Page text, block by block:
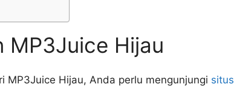
MP3Juice Hijau
MP3Juice Hijau, Anda perlu mengunjungi situs